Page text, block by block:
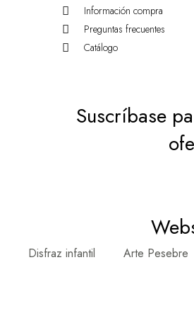
Información compra
Preguntas frecuentes
Catálogo
Suscríbase
Disfraz infantil Arte Pesebre